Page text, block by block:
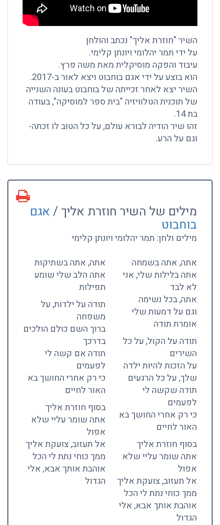
השיר "חוזרת אליך" נכתב והולחן
על ידי תמר יהלומי ויונתן קלימי.
עיבוד והפקה מוסיקלית מאת משה פרץ.
הוא בוצע על ידי אגם בוחבוט ויצא לאור ב-2017.
השיר יצא לאחר זכייתה של בוחבוט בעונה השנייה
של תוכנית הטלוויזיה "בית ספר למוסיקה", בעודה
בת 14.
זהו שיר הודיה לבורא עולם, על כל הטוב לו זכתה-
וגם על הרע.
מילים של השיר חוזרת אליך /אגם
בוחבוט
מילים ולחן: תמר יהלומי ויונתן קלימי
אתה, אתה בשמחה
אתה בלילות שלי, אני
לא לבד
אתה, בכל נשימה
וגם על דמעות שלי
אומרת תודה
תודה על הקול, על כל
השירים
על הזכות להיות ילדה
שלך, על כל הרגעים
תודה שקשה לי
לפעמים
כי רק אחרי החושך בא
האור לחיים
בסוף חוזרת אליך
אתה שומר עליי שלא
אפול
אל תעזוב, צועקת אליך
ממך כוחי נתת לי הכל
אוהבת אותך אבא, אלי
הגדול
אתה, אתה בשתיקות
אתה הלב שלי שומע
תפילות
תודה על ילדות, על
משפחה
ברוך השם כולם הולכים
בדרכך
תודה אם קשה לי
לפעמים
כי רק אחרי החושך בא
האור לחיים
בסוף חוזרת אליך
אתה שומר עליי שלא
אפול
אל תעזוב, צועקת אליך
ממך כוחי נתת לי הכל
אוהבת אותך אבא, אלי
הגדול